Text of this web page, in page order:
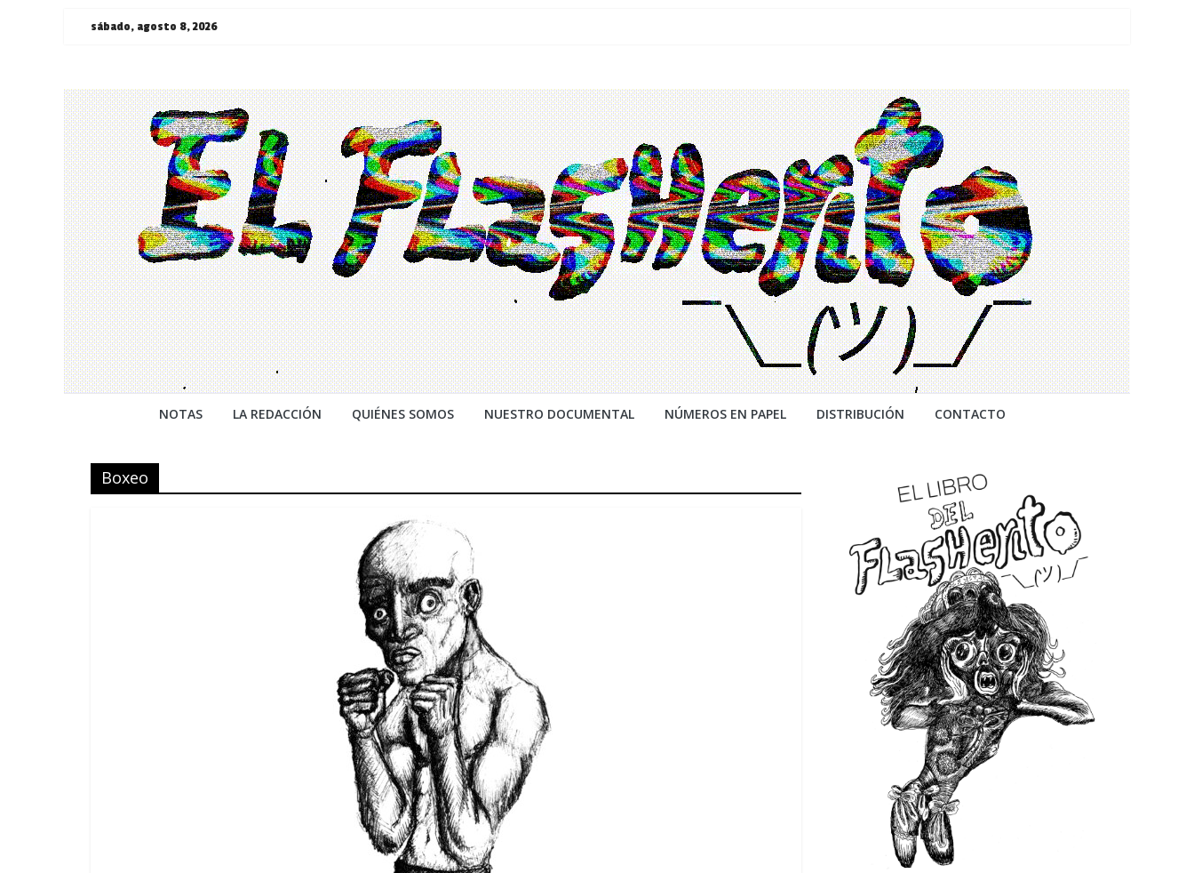
Saltarsábado, agosto 8, 2026
¯\_(ツ)_/
¯
NOTAS LA REDACCIÓN QUIÉNES SOMOS NUESTRO DOCUMENTAL NÚMEROS EN PAPEL DISTRIBUCIÓN CONTACTO
Boxeo